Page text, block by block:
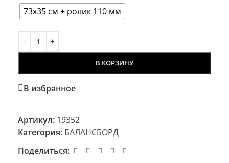
73х35 см + ролик 110 мм
В КОРЗИНУ
В избранное
Артикул: 19352
Категория: БАЛАНСБОРД
Поделиться: